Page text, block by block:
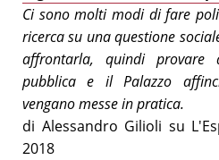
Ci sono molti modi di fare
ricerca su una questione
affrontarla, quindi provare
pubblica e il Palazzo
vengano messe in pratica.
di Alessandro Gilioli su
2018